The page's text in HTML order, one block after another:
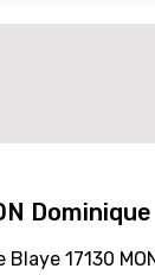
Dominique
17130